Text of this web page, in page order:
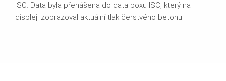
ISC. Data byla přenášena do data boxu ISC, který na
displeji zobrazoval aktuální tlak čerstvého betonu.